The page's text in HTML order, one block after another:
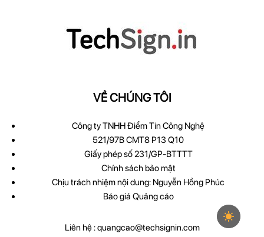
VỀ CHÚNG TÔI
Công ty TNHH Điểm Tin Công Nghệ
521/97B CMT8 P13 Q10
Giấy phép số 231/GP-BTTTT
Chính sách bảo mật
Chịu trách nhiệm nội dung: Nguyễn Hồng Phúc
Báo giá Quảng cáo
Liên hệ :quangcao@techsignin.com